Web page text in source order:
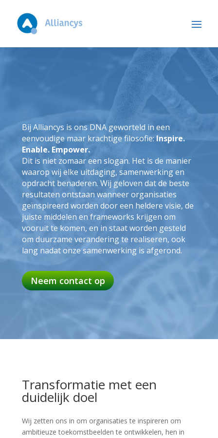
Bij Alliancys is ons DNA geworteld in een
eenvoudige maar krachtige filosofie: Inspire.
Enable. Empower.
Dit is niet zomaar een slogan. Het is de manier
waarop wij elke uitdaging, samenwerking en
opdracht benaderen. Wij geloven dat de beste
resultaten ontstaan wanneer organisaties
geïnspireerd worden door een heldere visie, de
juiste middelen en frameworks krijgen om
vooruit te komen, en in staat worden gesteld
om duurzame verandering te realiseren, ook
lang nadat onze samenwerking is afgerond.
Neem contact op
Transformatie met een
duidelijk doel
Wij zetten ons in om organisaties te inspireren om
ambitieuze toekomstbeelden te ontwikkelen, hen in